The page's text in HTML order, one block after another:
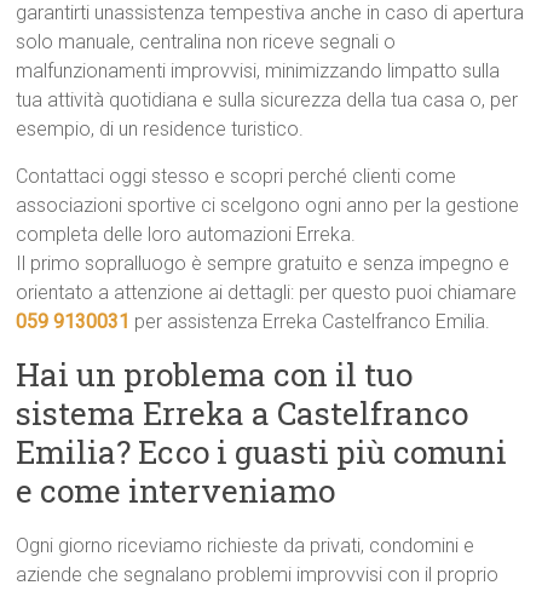
garantirti unassistenza tempestiva anche in caso di apertura
solo manuale, centralina non riceve segnali o
malfunzionamenti improvvisi, minimizzando limpatto sulla
tua attività quotidiana e sulla sicurezza della tua casa o, per
esempio, di un residence turistico.
Contattaci oggi stesso e scopri perché clienti come
associazioni sportive ci scelgono ogni anno per la gestione
completa delle loro automazioni Erreka.
Il primo sopralluogo è sempre gratuito e senza impegno e
orientato a attenzione ai dettagli: per questo puoi chiamare
059 9130031 per assistenza Erreka Castelfranco Emilia.
Hai un problema con il tuo
sistema Erreka a Castelfranco
Emilia? Ecco i guasti più comuni
e come interveniamo
Ogni giorno riceviamo richieste da privati, condomini e
aziende che segnalano problemi improvvisi con il proprio